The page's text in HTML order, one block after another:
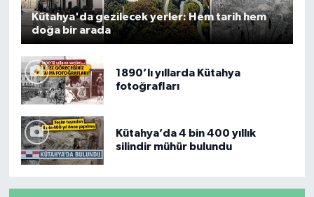
Kütahya'da gezilecek yerler: Hem tarih hem
doğa bir arada
1890’lı yıllarda Kütahya
fotoğrafları
Kütahya’da 4 bin 400 yıllık
silindir mühür bulundu